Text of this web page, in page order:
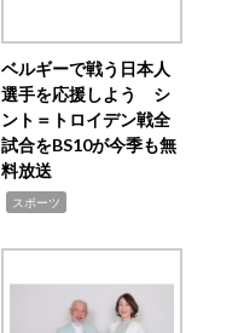
ベルギーで戦う日本人
選手を応援しよう シ
ント＝トロイデン戦全
試合をBS10が今季も無
料放送
スポーツ